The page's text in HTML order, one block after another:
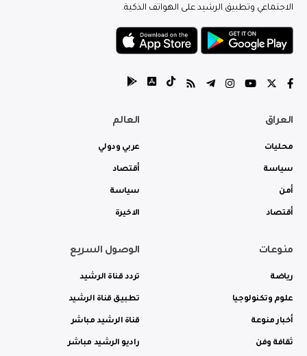
الاجتماعي وتطبيق الرشيد على الهواتف الذكية.
العراق
محليات
سياسة
أمن
أقتصاد
العالم
عربي ودولي
أقتصاد
سياسة
الاخيرة
منوعات
رياضة
علوم وتكنولوجيا
أخبار منوعة
ثقافة وفن
الوصول السريع
تردد قناة الرشيد
تطبيق قناة الرشيد
قناة الرشيد مباشر
راديو الرشيد مباشر